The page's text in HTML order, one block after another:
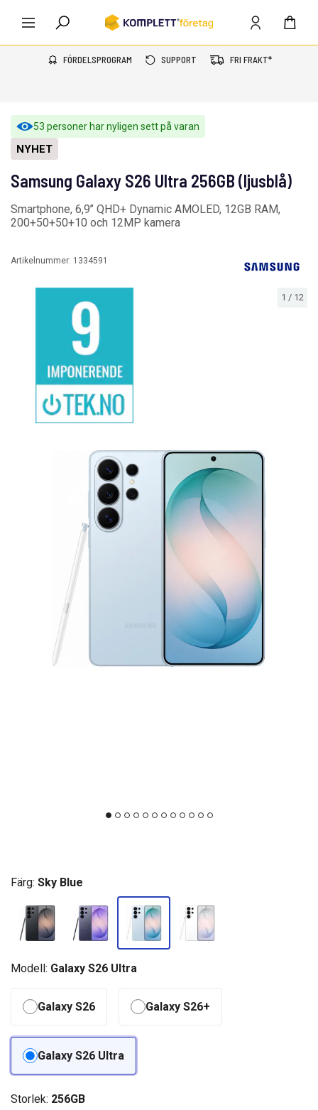
FÖRDELSPROGRAM SUPPORT FRI FRAKT*
53 personer har nyligen sett på varan
1 / 12
NYHET
Samsung Galaxy S26 Ultra 256GB (ljusblå)
Smartphone, 6,9’’ QHD+ Dynamic AMOLED, 12GB RAM,
200+50+50+10 och 12MP kamera
Artikelnummer: 1334591
Färg: Sky Blue
Modell: Galaxy S26 Ultra
Galaxy S26 Galaxy S26+
Galaxy S26 Ultra
Storlek: 256GB